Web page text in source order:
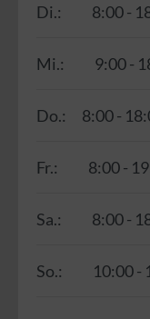
Di.: 8:00 -
Mi.: 9:00 -
Do.: 8:00 -
Fr.: 8:00 -
Sa.: 8:00 -
So.: 10:00 -